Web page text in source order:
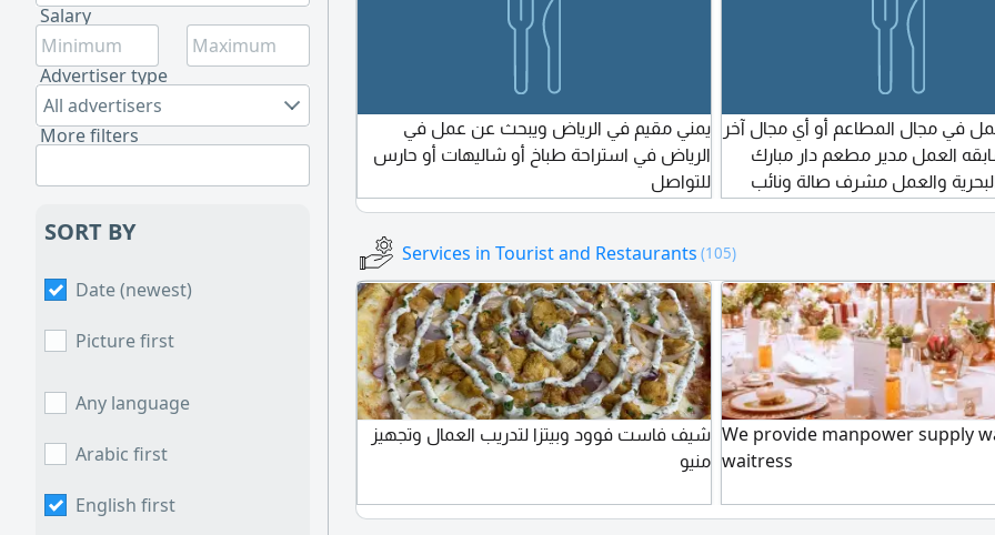
Salary
Advertiser type
All advertisers
More filters
SORT BY
Date (newest)
Picture first
Any language
Arabic first
English first
يمني مقيم في الرياض ويبحث عن عمل في
الرياض في استراحة طباخ أو شاليهات أو حارس
للتواصل
في مجال المطاعم أو أي مجال آخر
العمل مدير مطعم دار مبارك
والعمل مشرف صالة ونائب
فته وصنوبر العمل كاشير وكابتن
Services in Tourist and Restaurants (105)
شيف فاست فوود وبيتزا لتدريب العمال وتجهيز
منيو
We provide manpower supply
waitress